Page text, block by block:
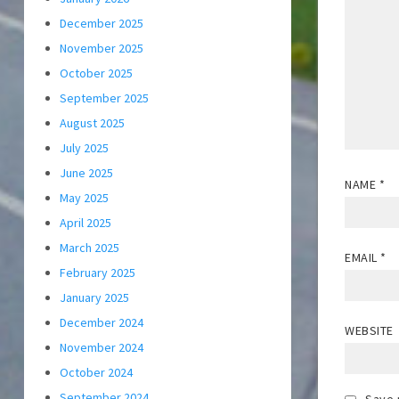
NAME *
EMAIL *
WEBSITE
December 2025
November 2025
October 2025
September 2025
August 2025
July 2025
June 2025
May 2025
April 2025
March 2025
February 2025
January 2025
December 2024
November 2024
October 2024